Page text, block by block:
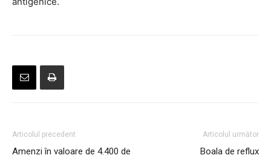
Articolul precedent
Amenzi în valoare de 4.400 de
Articolul următor
Boala de reflux